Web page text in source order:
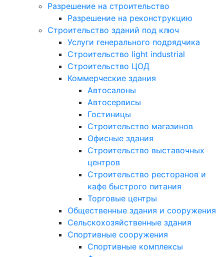
Разрешение на строительство
Разрешение на реконструкцию
Строительство зданий под ключ
Услуги генерального подрядчика
Строительство light industrial
Строительство ЦОД
Коммерческие здания
Автосалоны
Автосервисы
Гостиницы
Строительство магазинов
Офисные здания
Строительство выставочных
центров
Строительство ресторанов и
кафе быстрого питания
Торговые центры
Общественные здания и сооружения
Сельскохозяйственные здания
Спортивные сооружения
Спортивные комплексы